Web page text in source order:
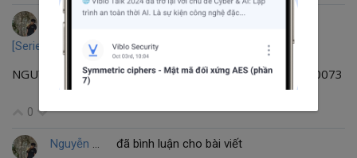
Nguyễn Huy Hoàng
đã bình luận cho bài viết
[Series VS Code Mastery] Bài 1: Giải phẫu Bottom Panel - "Trái tim" của mọi dự án
NGUYỄN HUY HOÀNG Software Engineer zalo: 0941280073
0
Nguyễn Huy Hoàng
đã bình luận cho bài viết